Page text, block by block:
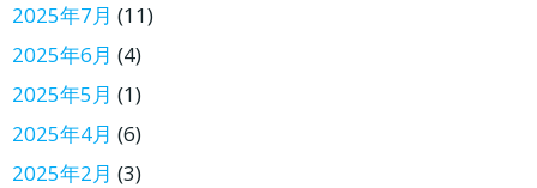
2025年7月 (11)
2025年6月 (4)
2025年5月 (1)
2025年4月 (6)
2025年2月 (3)